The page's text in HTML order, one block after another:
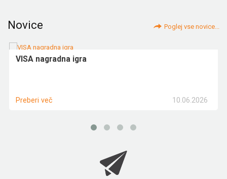
Novice Poglej vse novice...
VISA nagradna igra
10.06.2026
Preberi več